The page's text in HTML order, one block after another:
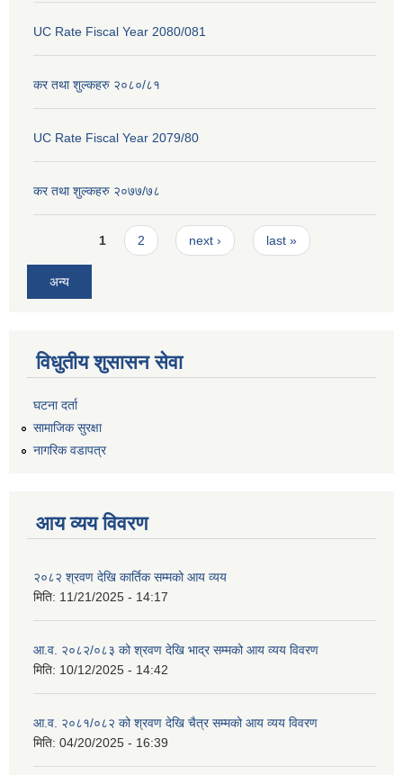
UC Rate Fiscal Year 2080/081
कर तथा शुल्कहरु २०८०/८१
UC Rate Fiscal Year 2079/80
कर तथा शुल्कहरु २०७७/७८
Pages1 2 next › last »
अन्य
विधुतीय शुसासन सेवा
घटना दर्ता
सामाजिक सुरक्षा
नागरिक वडापत्र
आय व्यय विवरण
२०८२ श्रवण देखि कार्तिक सम्मको आय व्यय
मिति: 11/21/2025 - 14:17
आ.व. २०८२/०८३ को श्रवण देखि भाद्र सम्मको आय व्यय विवरण
मिति: 10/12/2025 - 14:42
आ.व. २०८१/०८२ को श्रवण देखि चैत्र सम्मको आय व्यय विवरण
मिति: 04/20/2025 - 16:39